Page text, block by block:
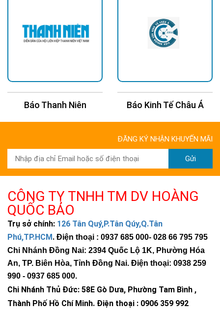
Báo Thanh Niên Báo Kinh Tế Châu Á
ĐĂNG KÝ NHẬN KHUYẾN MÃI
Gửi
CÔNG TY TNHH TM DV HOÀNG
QUỐC BẢO
Trụ sở chính: 126 Tân Quý,P.Tân Qúy,Q.Tân
Phú,TP.HCM. Điện thoại : 0937 685 000- 028 66 795 795
Chi Nhánh Đồng Nai: 2394 Quốc Lộ 1K, Phường Hóa
An, TP. Biên Hòa, Tỉnh Đồng Nai. Điện thoại: 0938 259
990 - 0937 685 000.
Chi Nhánh Thủ Đức: 58E Gò Dưa, Phường Tam Bình ,
Thành Phố Hồ Chí Minh. Điện thoại : 0906 359 992